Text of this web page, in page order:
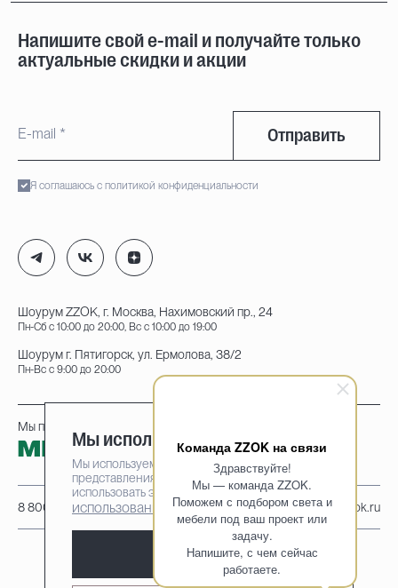
Команда ZZOK на связи
Здравствуйте!
Мы — команда ZZOK.
Поможем с подбором света и
мебели под ваш проект или
задачу.
Напишите, с чем сейчас
работаете.
Напишите свой e-mail и получайте только
актуальные скидки и акции
Отправить
Я соглашаюсь с политикой конфиденциальности
Шоурум ZZOK, г. Москва, Нахимовский пр., 24
Пн-Сб с 10:00 до 20:00, Вс с 10:00 до 19:00
Шоурум г. Пятигорск, ул. Ермолова, 38/2
Пн-Вс с 9:00 до 20:00
8 800 222-95-25 info@zzok.ru
Мы принимаем к оплате:
Мы используем cookie-файлы
Мы используем cookie-файлы для наилучшего
представления нашего сайта. Продолжая
использовать этот сайт, вы соглашаетесь на
использование cookie-файлов
Принять